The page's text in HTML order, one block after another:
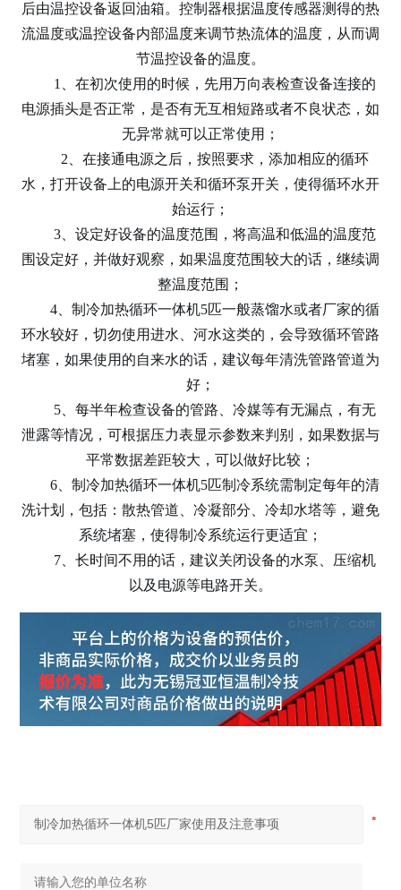
后由温控设备返回油箱。控制器根据温度传感器测得的热
流温度或温控设备内部温度来调节热流体的温度，从而调
节温控设备的温度。
1、在初次使用的时候，先用万向表检查设备连接的
电源插头是否正常，是否有无互相短路或者不良状态，如
无异常就可以正常使用；
2、在接通电源之后，按照要求，添加相应的循环
水，打开设备上的电源开关和循环泵开关，使得循环水开
始运行；
3、设定好设备的温度范围，将高温和低温的温度范
围设定好，并做好观察，如果温度范围较大的话，继续调
整温度范围；
4、制冷加热循环一体机5匹一般蒸馏水或者厂家的循
环水较好，切勿使用进水、河水这类的，会导致循环管路
堵塞，如果使用的自来水的话，建议每年清洗管路管道为
好；
5、每半年检查设备的管路、冷媒等有无漏点，有无
泄露等情况，可根据压力表显示参数来判别，如果数据与
平常数据差距较大，可以做好比较；
6、制冷加热循环一体机5匹制冷系统需制定每年的清
洗计划，包括：散热管道、冷凝部分、冷却水塔等，避免
系统堵塞，使得制冷系统运行更适宜；
7、长时间不用的话，建议关闭设备的水泵、压缩机
以及电源等电路开关。